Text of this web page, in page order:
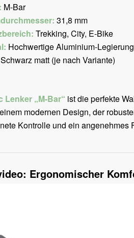
M-Bar
31,8 mm
Trekking, City, E-Bike
Hochwertige Aluminium-Legierung
Schwarz matt (je nach Variante)
Lenker „M-Bar“ ist die perfekte
modernen Design, der
Kontrolle und ein
Ergonomischer